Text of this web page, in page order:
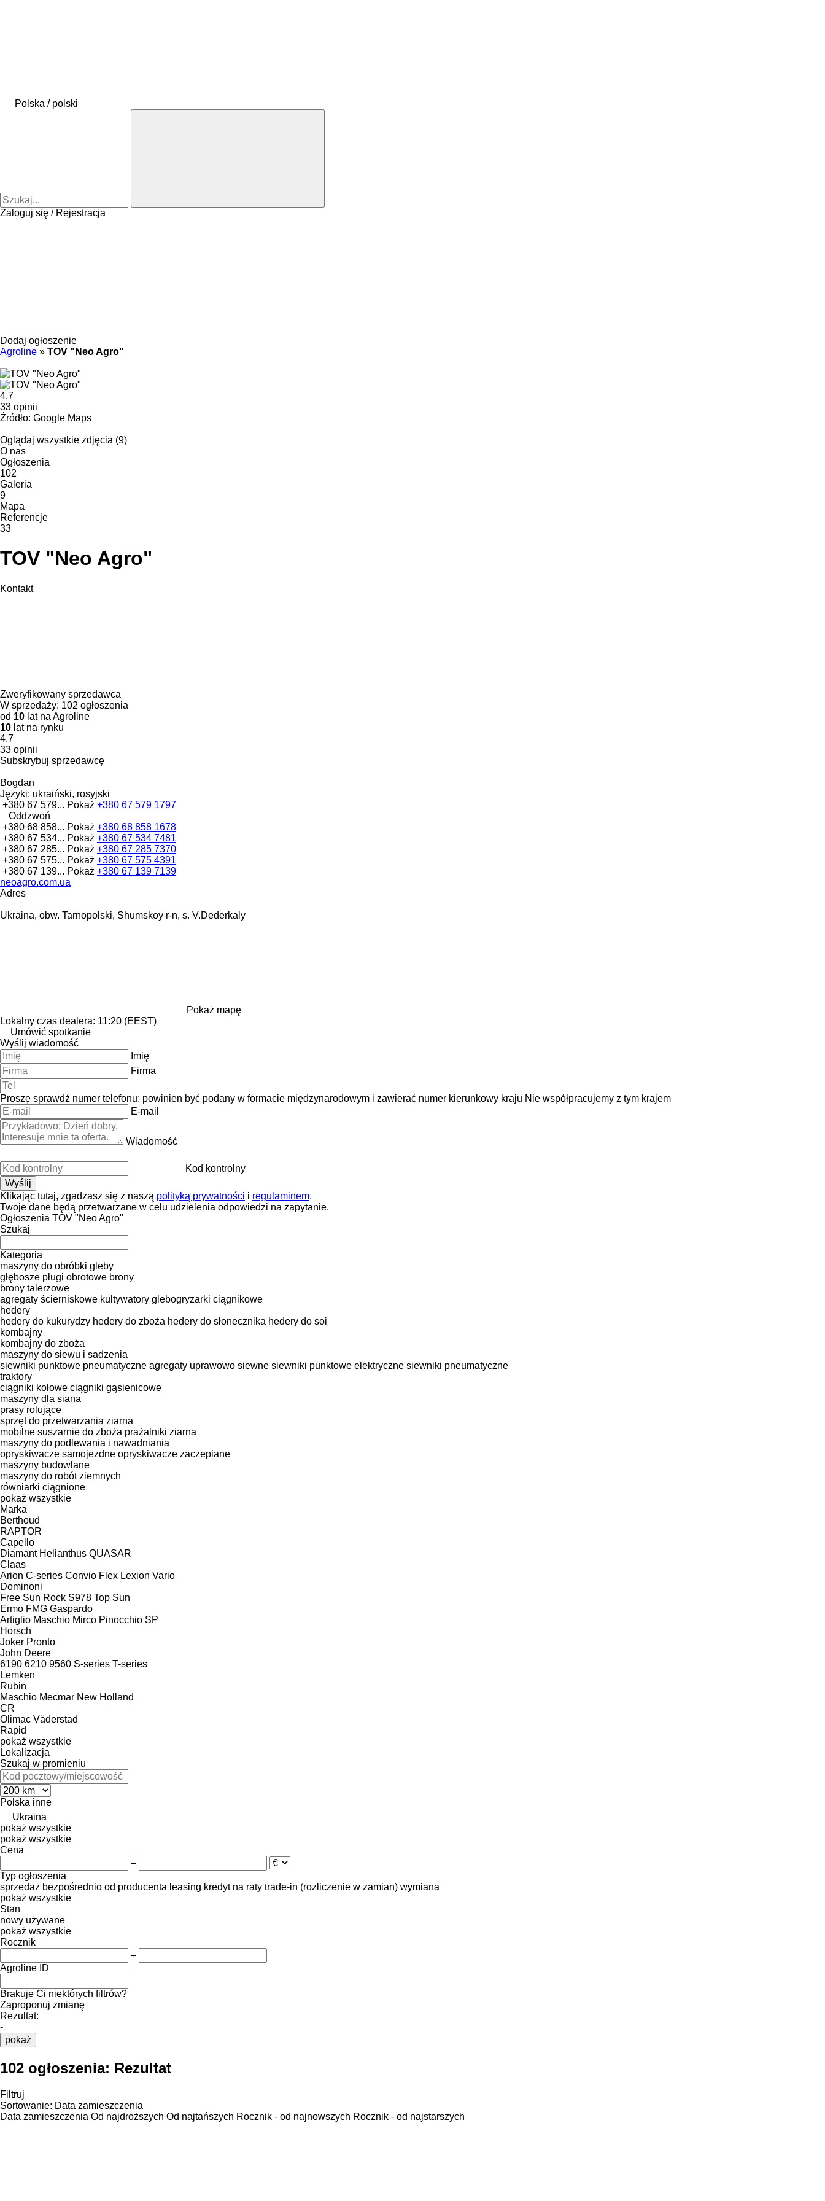
Polska / polski
Zaloguj się / Rejestracja
Dodaj ogłoszenie
Agroline » TOV "Neo Agro"
4.7
33 opinii
Źródło: Google Maps
Oglądaj wszystkie zdjęcia (9)
O nas
Ogłoszenia
102
Galeria
9
Mapa
Referencje
33
TOV "Neo Agro"
Kontakt
Zweryfikowany sprzedawca
W sprzedaży: 102 ogłoszenia
od 10 lat na Agroline
10 lat na rynku
4.7
33 opinii
Subskrybuj sprzedawcę
Bogdan
Języki: ukraiński, rosyjski
+380 67 579... Pokaż +380 67 579 1797
Oddzwoń
+380 68 858... Pokaż +380 68 858 1678
+380 67 534... Pokaż +380 67 534 7481
+380 67 285... Pokaż +380 67 285 7370
+380 67 575... Pokaż +380 67 575 4391
+380 67 139... Pokaż +380 67 139 7139
neoagro.com.ua
Adres
Ukraina, obw. Tarnopolski, Shumskoy r-n, s. V.Dederkaly
Pokaż mapę
Lokalny czas dealera: 11:20 (EEST)
Umówić spotkanie
Wyślij wiadomość
Imię
Firma
Proszę sprawdź numer telefonu: powinien być podany w formacie międzynarodowym i zawierać numer kierunkowy kraju Nie współpracujemy z tym krajem
E-mail
Wiadomość
Kod kontrolny
Klikając tutaj, zgadzasz się z naszą polityką prywatności i regulaminem.
Twoje dane będą przetwarzane w celu udzielenia odpowiedzi na zapytanie.
Ogłoszenia TOV "Neo Agro"
Szukaj
Kategoria
maszyny do obróbki gleby
głębosze pługi obrotowe brony
brony talerzowe
agregaty ścierniskowe kultywatory glebogryzarki ciągnikowe
hedery
hedery do kukurydzy hedery do zboża hedery do słonecznika hedery do soi
kombajny
kombajny do zboża
maszyny do siewu i sadzenia
siewniki punktowe pneumatyczne agregaty uprawowo siewne siewniki punktowe elektryczne siewniki pneumatyczne
traktory
ciągniki kołowe ciągniki gąsienicowe
maszyny dla siana
prasy rolujące
sprzęt do przetwarzania ziarna
mobilne suszarnie do zboża prażalniki ziarna
maszyny do podlewania i nawadniania
opryskiwacze samojezdne opryskiwacze zaczepiane
maszyny budowlane
maszyny do robót ziemnych
równiarki ciągnione
pokaż wszystkie
Marka
Berthoud
RAPTOR
Capello
Diamant Helianthus QUASAR
Claas
Arion C-series Convio Flex Lexion Vario
Dominoni
Free Sun Rock S978 Top Sun
Ermo FMG Gaspardo
Artiglio Maschio Mirco Pinocchio SP
Horsch
Joker Pronto
John Deere
6190 6210 9560 S-series T-series
Lemken
Rubin
Maschio Mecmar New Holland
CR
Olimac Väderstad
Rapid
pokaż wszystkie
Lokalizacja
Szukaj w promieniu
Polska inne
Ukraina
pokaż wszystkie
pokaż wszystkie
Cena
–
Typ ogłoszenia
sprzedaż bezpośrednio od producenta leasing kredyt na raty trade-in (rozliczenie w zamian) wymiana
pokaż wszystkie
Stan
nowy używane
pokaż wszystkie
Rocznik
–
Agroline ID
Brakuje Ci niektórych filtrów?
Zaproponuj zmianę
Rezultat:
-
pokaż
102 ogłoszenia: Rezultat
Filtruj
Sortowanie: Data zamieszczenia
Data zamieszczenia Od najdroższych Od najtańszych Rocznik - od najnowszych Rocznik - od najstarszych